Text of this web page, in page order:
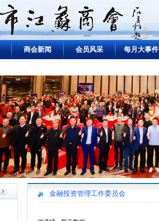
商会新闻 会员风采 每月大事件
金融投资管理工作委员会